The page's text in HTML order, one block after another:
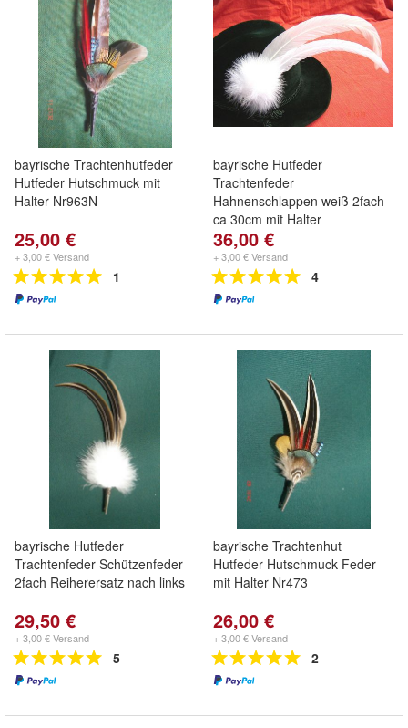
bayrische Trachtenhutfeder
Hutfeder Hutschmuck mit
Halter Nr963N
25,00 €
+ 3,00 € Versand
1
bayrische Hutfeder
Trachtenfeder
Hahnenschlappen weiß 2fach
ca 30cm mit Halter
36,00 €
+ 3,00 € Versand
4
bayrische Hutfeder
Trachtenfeder Schützenfeder
2fach Reiherersatz nach links
29,50 €
+ 3,00 € Versand
5
bayrische Trachtenhut
Hutfeder Hutschmuck Feder
mit Halter Nr473
26,00 €
+ 3,00 € Versand
2